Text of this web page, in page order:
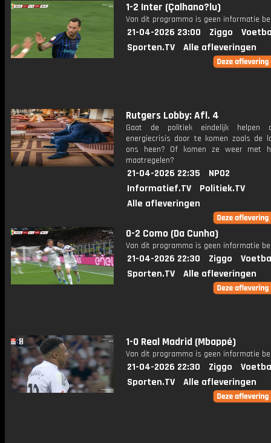
1-2 Inter (Çalhano?lu)
Van dit programma is geen informatie
21-04-2026 23:00 Ziggo
Sporten.TV
Alle afleveringen
Rutgers Lobby: Afl. 4
Gaat de politiek eindelijk helpen
energiecrisis door te komen zoals de
ons heen? Of komen ze weer met
maatregelen?
21-04-2026 22:35
NPO2
Informatief.TV
Politiek.TV
Alle afleveringen
0-2 Como (Da Cunha)
Van dit programma is geen informatie
21-04-2026 22:30 Ziggo
Sporten.TV
Alle afleveringen
1-0 Real Madrid (Mbappé)
Van dit programma is geen informatie
21-04-2026 22:30 Ziggo
Sporten.TV
Alle afleveringen